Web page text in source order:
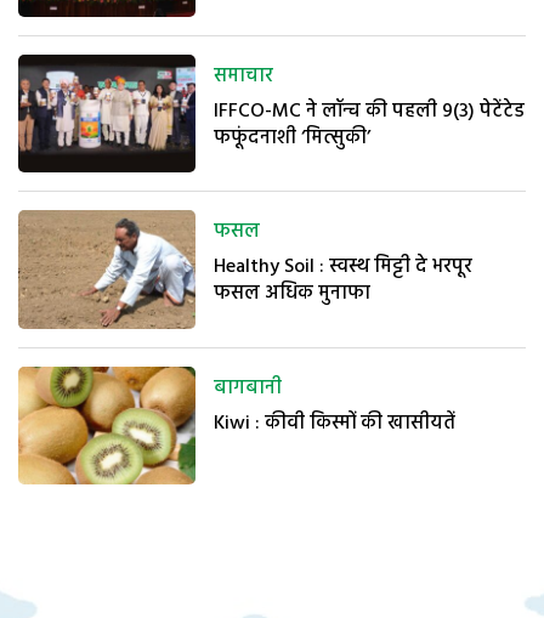
समाचार
IFFCO-MC ने लॉन्च की पहली 9(3) पेटेंटेड
फफूंदनाशी ‘मित्सुकी’
फसल
Healthy Soil : स्वस्थ मिट्टी दे भरपूर
फसल अधिक मुनाफा
बागबानी
Kiwi : कीवी किस्मों की खासीयतें